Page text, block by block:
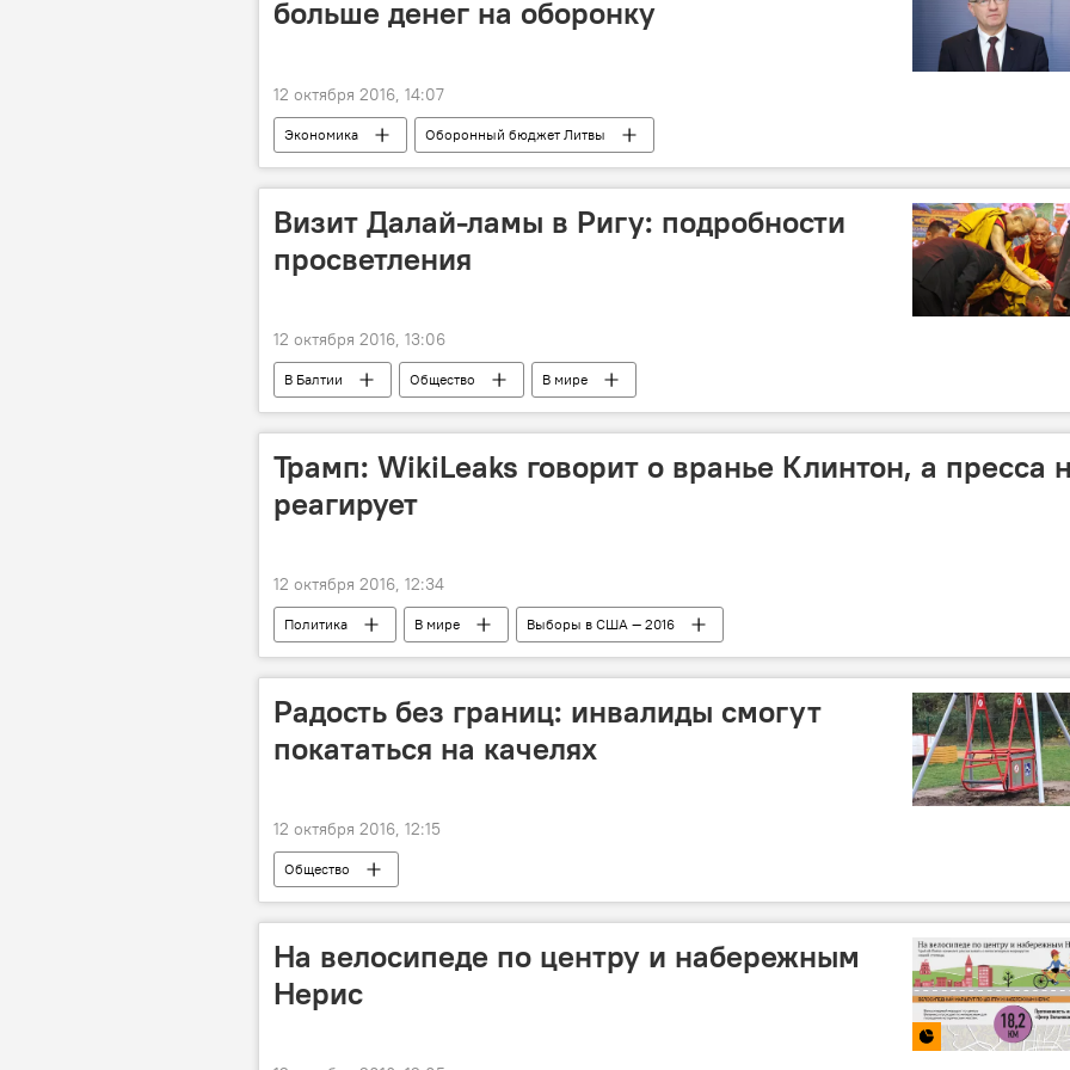
больше денег на оборонку
12 октября 2016, 14:07
Экономика Оборонный бюджет Литвы
Визит Далай-ламы в Ригу: подробности
просветления
12 октября 2016, 13:06
В Балтии Общество В мире
Трамп: WikiLeaks говорит о вранье Клинтон, а пресса
реагирует
12 октября 2016, 12:34
Политика В мире
Выборы в США — 2016
Громкие разоблачения Джулиана Ассанжа
Радость без границ: инвалиды смогут
покататься на качелях
12 октября 2016, 12:15
Общество
На велосипеде по центру и набережным
Нерис